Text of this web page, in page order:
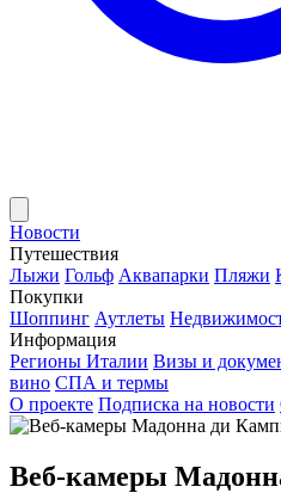
Новости
Путешествия
Лыжи Гольф Аквапарки Пляжи
Покупки
Шоппинг Аутлеты
Информация
Регионы Италии Визы и
вино СПА и термы
О проекте Подписка на новости
Веб-камеры